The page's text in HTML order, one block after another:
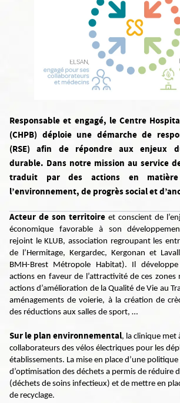
Responsable et engagé, le Centre
(CHPB) déploie une démarche de
(RSE) afin de répondre aux enjeux
durable. Dans notre mission au service
traduit par des actions en
l’environnement, de progrès social et
Acteur de son territoire et conscient de
économique favorable à son
rejoint le KLUB, association regroupant les
de l’Hermitage, Kergardec, Kergonan et
BMH-Brest Métropole Habitat). Il
actions en faveur de l’attractivité de ces
actions d’amélioration de la Qualité de Vie au
aménagements de voierie, à la création de
des réductions aux salles de sport, …
Sur le plan environnemental, la clinique met
collaborateurs des vélos électriques pour les
établissements. La mise en place d’une
d’optimisation des déchets a permis de réduire
(déchets de soins infectieux) et de mettre en
de recyclage.